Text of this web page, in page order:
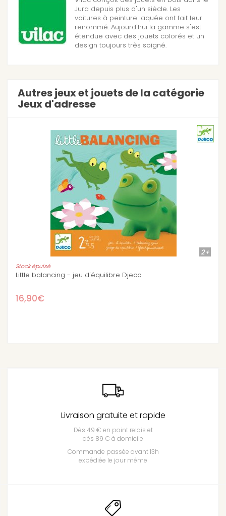
Jura depuis plus d'un siècle. Les
voitures à peinture laquée ont fait leur
renommé. Aujourd'hui la gamme s'est
étendue avec des jouets colorés et un
design toujours très soigné.
Autres jeux et jouets de la catégorie
Jeux d'adresse
2+
Ludanimo - 3 jeux en un (mémo, parcours,
Livraison gratuite et rapide
Dès 49 € en point relais et
dès 89 € à domicile
Commande passée avant 13h
expédiée le jour même